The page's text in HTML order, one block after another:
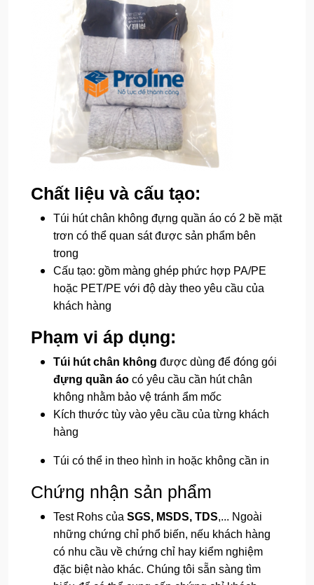
Chất liệu và cấu tạo:
Túi hút chân không đựng quần áo có 2 bề mặt
trơn có thể quan sát được sản phẩm bên
trong
Cấu tạo: gồm màng ghép phức hợp PA/PE
hoặc PET/PE với độ dày theo yêu cầu của
khách hàng
Phạm vi áp dụng:
Túi hút chân không được dùng để đóng gói
đựng quần áo có yêu cầu cần hút chân
không nhằm bảo vệ tránh ẩm mốc
Kích thước tùy vào yêu cầu của từng khách
hàng
Túi có thể in theo hình in hoặc không cần in
Chứng nhận sản phẩm
Test Rohs của SGS, MSDS, TDS,... Ngoài
những chứng chỉ phổ biến, nếu khách hàng
có nhu cầu về chứng chỉ hay kiểm nghiệm
đặc biệt nào khác. Chúng tôi sẵn sàng tìm